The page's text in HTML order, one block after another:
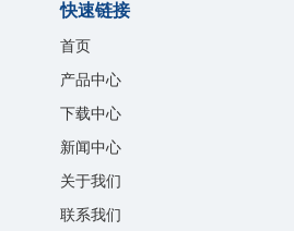
快速链接
首页
产品中心
下载中心
新闻中心
关于我们
联系我们